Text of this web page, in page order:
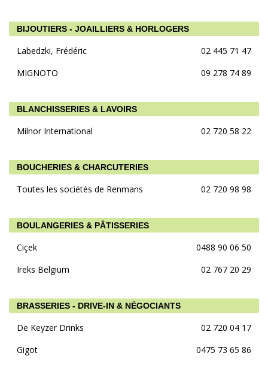
BIJOUTIERS - JOAILLIERS & HORLOGERS
Labedzki, Frédéric
02 445 71 47
MIGNOTO
09 278 74 89
BLANCHISSERIES & LAVOIRS
Milnor International 02 720 58 22
BOUCHERIES & CHARCUTERIES
Toutes les sociétés de Renmans 02 720 98 98
BOULANGERIES & PÂTISSERIES
Ciçek
0488 90 06 50
Ireks Belgium
02 767 20 29
BRASSERIES - DRIVE-IN & NÉGOCIANTS
De Keyzer Drinks
02 720 04 17
Gigot
0475 73 65 86